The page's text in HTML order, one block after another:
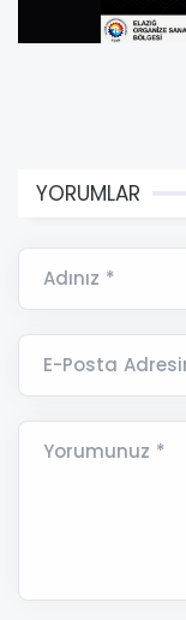
YORUMLAR
Adınız *
E-Posta
Yorumunuz *